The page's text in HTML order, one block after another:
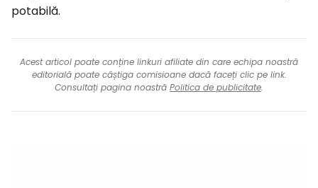
potabilă.
Acest articol poate conține linkuri afiliate din care echipa noastră
editorială poate câștiga comisioane dacă faceți clic pe link.
Consultați pagina noastră Politica de publicitate.